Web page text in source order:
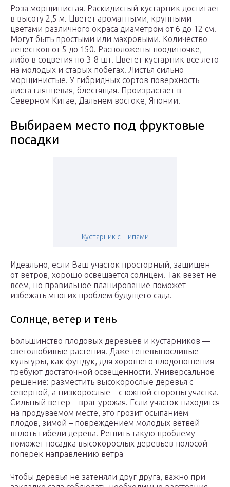
Роза морщинистая. Раскидистый кустарник достигает
в высоту 2,5 м. Цветет ароматными, крупными
цветами различного окраса диаметром от 6 до 12 см.
Могут быть простыми или махровыми. Количество
лепестков от 5 до 150. Расположены поодиночке,
либо в соцветия по 3-8 шт. Цветет кустарник все лето
на молодых и старых побегах. Листья сильно
морщинистые. У гибридных сортов поверхность
листа глянцевая, блестящая. Произрастает в
Северном Китае, Дальнем востоке, Японии.
Выбираем место под фруктовые
посадки
Кустарник с шипами
Идеально, если Ваш участок просторный, защищен
от ветров, хорошо освещается солнцем. Так везет не
всем, но правильное планирование поможет
избежать многих проблем будущего сада.
Солнце, ветер и тень
Большинство плодовых деревьев и кустарников —
светолюбивые растения. Даже теневыносливые
культуры, как фундук, для хорошего плодоношения
требуют достаточной освещенности. Универсальное
решение: разместить высокорослые деревья с
северной, а низкорослые – с южной стороны участка.
Сильный ветер – враг урожая. Если участок находится
на продуваемом месте, это грозит осыпанием
плодов, зимой – повреждением молодых ветвей
вплоть гибели дерева. Решить такую проблему
поможет посадка высокорослых деревьев полосой
поперек направлению ветра
Чтобы деревья не затеняли друг друга, важно при